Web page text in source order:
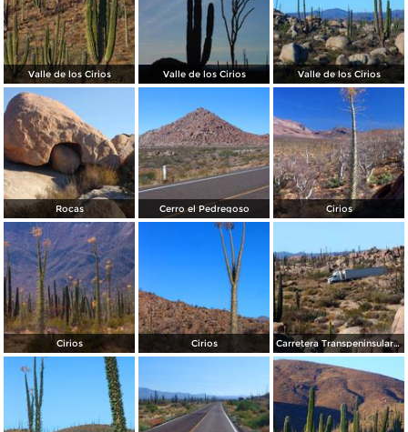
Valle de los Cirios Valle de los Cirios Valle de los Cirios
Rocas Cerro el Pedregoso Cirios
Cirios Cirios Carretera Transpeninsular (México - 1)